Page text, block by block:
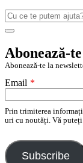
Caută
după:
Search
Abonează-te
Abonează-te la
Email *
Prin trimiterea
uri cu noutăți. Vă
Subscribe